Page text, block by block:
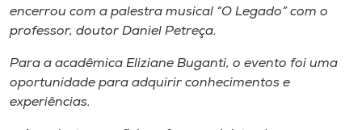
encerrou com a palestra musical “O Legado” com o
professor, doutor Daniel Petreça.
Para a acadêmica Eliziane Buganti, o evento foi uma
oportunidade para adquirir conhecimentos e
experiências.